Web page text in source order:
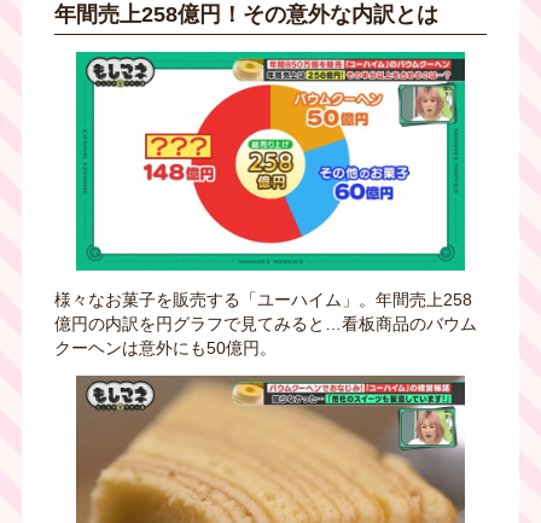
年間売上258億円！その意外な内訳とは
様々なお菓子を販売する「ユーハイム」。年間売上258
億円の内訳を円グラフで見てみると…看板商品のバウム
クーヘンは意外にも50億円。